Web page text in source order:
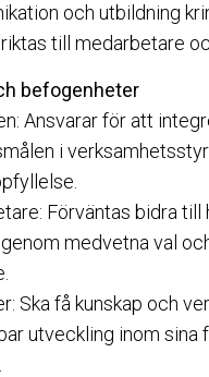
och utbildning
till medarbetare
befogenheter
Ansvarar för att
i
Förväntas bidra till
medvetna val
Ska få kunskap och
utveckling inom sina